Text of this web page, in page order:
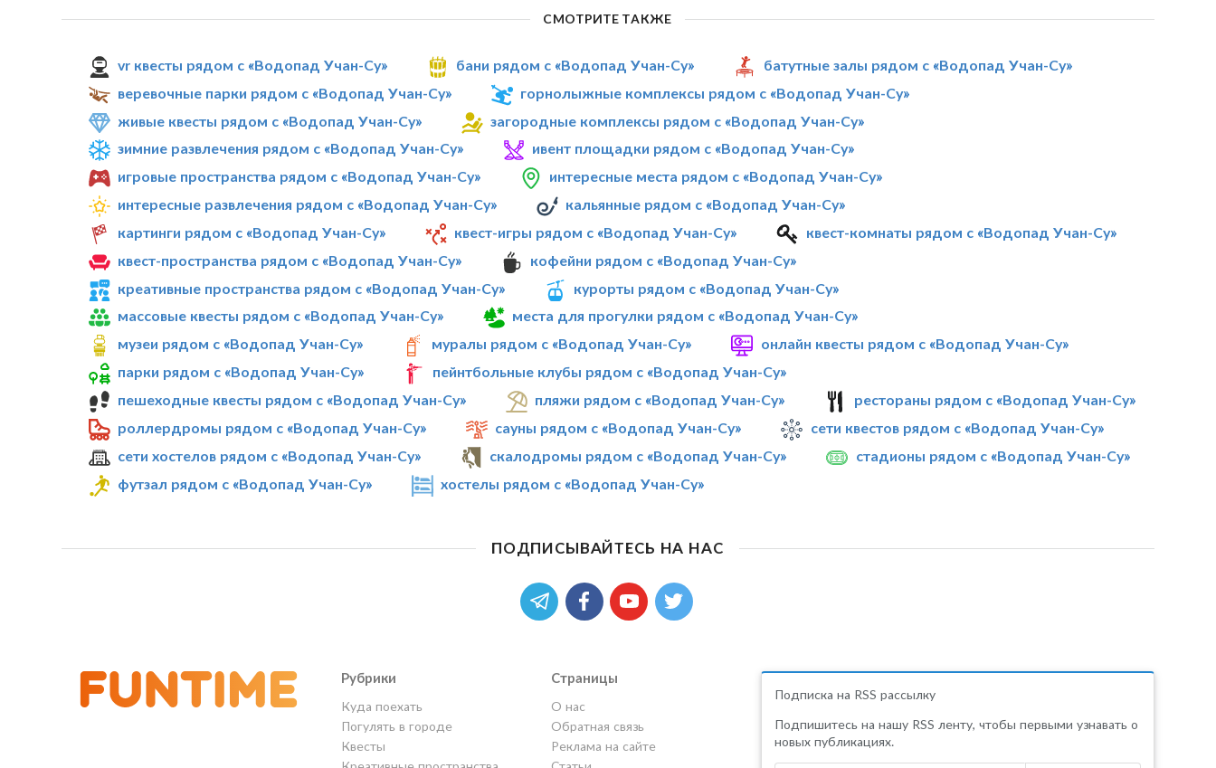
СМОТРИТЕ ТАКЖЕ
vr квесты рядом с «Водопад Учан-Су» бани рядом с «Водопад Учан-Су»
батутные залы рядом с «Водопад Учан-Су»
веревочные парки рядом с «Водопад Учан-Су»
горнолыжные комплексы рядом с «Водопад Учан-Су»
живые квесты рядом с «Водопад Учан-Су»
загородные комплексы рядом с «Водопад Учан-Су»
зимние развлечения рядом с «Водопад Учан-Су»
ивент площадки рядом с «Водопад Учан-Су»
игровые пространства рядом с «Водопад Учан-Су»
интересные места рядом с «Водопад Учан-Су»
интересные развлечения рядом с «Водопад Учан-Су»
кальянные рядом с «Водопад Учан-Су»
картинги рядом с «Водопад Учан-Су»
квест-игры рядом с «Водопад Учан-Су»
квест-комнаты рядом с «Водопад Учан-Су»
квест-пространства рядом с «Водопад Учан-Су»
кофейни рядом с «Водопад Учан-Су»
креативные пространства рядом с «Водопад Учан-Су»
курорты рядом с «Водопад Учан-Су»
массовые квесты рядом с «Водопад Учан-Су»
места для прогулки рядом с «Водопад Учан-Су»
музеи рядом с «Водопад Учан-Су»
муралы рядом с «Водопад Учан-Су»
онлайн квесты рядом с «Водопад Учан-Су»
парки рядом с «Водопад Учан-Су»
пейнтбольные клубы рядом с «Водопад Учан-Су»
пешеходные квесты рядом с «Водопад Учан-Су»
пляжи рядом с «Водопад Учан-Су»
рестораны рядом с «Водопад Учан-Су»
роллердромы рядом с «Водопад Учан-Су»
сауны рядом с «Водопад Учан-Су»
сети квестов рядом с «Водопад Учан-Су»
сети хостелов рядом с «Водопад Учан-Су»
скалодромы рядом с «Водопад Учан-Су»
стадионы рядом с «Водопад Учан-Су»
футзал рядом с «Водопад Учан-Су»
хостелы рядом с «Водопад Учан-Су»
ПОДПИСЫВАЙТЕСЬ НА НАС
Рубрики
Куда поехать
Погулять в городе
Квесты
Страницы
О нас
Обратная связь
Реклама на сайте
Подписка на RSS рассылку
Подпишитесь на нашу RSS ленту, чтобы первыми узнавать о
новых публикациях.